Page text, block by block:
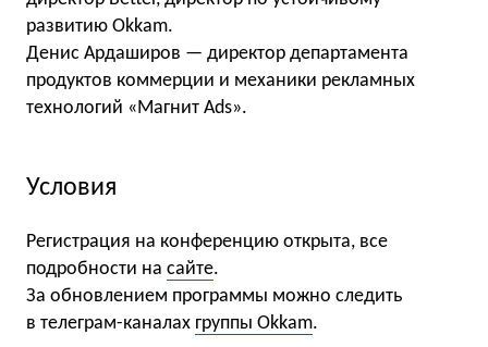
развитию Okkam.
Денис Ардаширов — директор департамента
продуктов коммерции и механики рекламных
технологий «Магнит Ads».
Условия
Регистрация на конференцию открыта, все
подробности на сайте.
За обновлением программы можно следить
в телеграм-каналах группы Okkam.